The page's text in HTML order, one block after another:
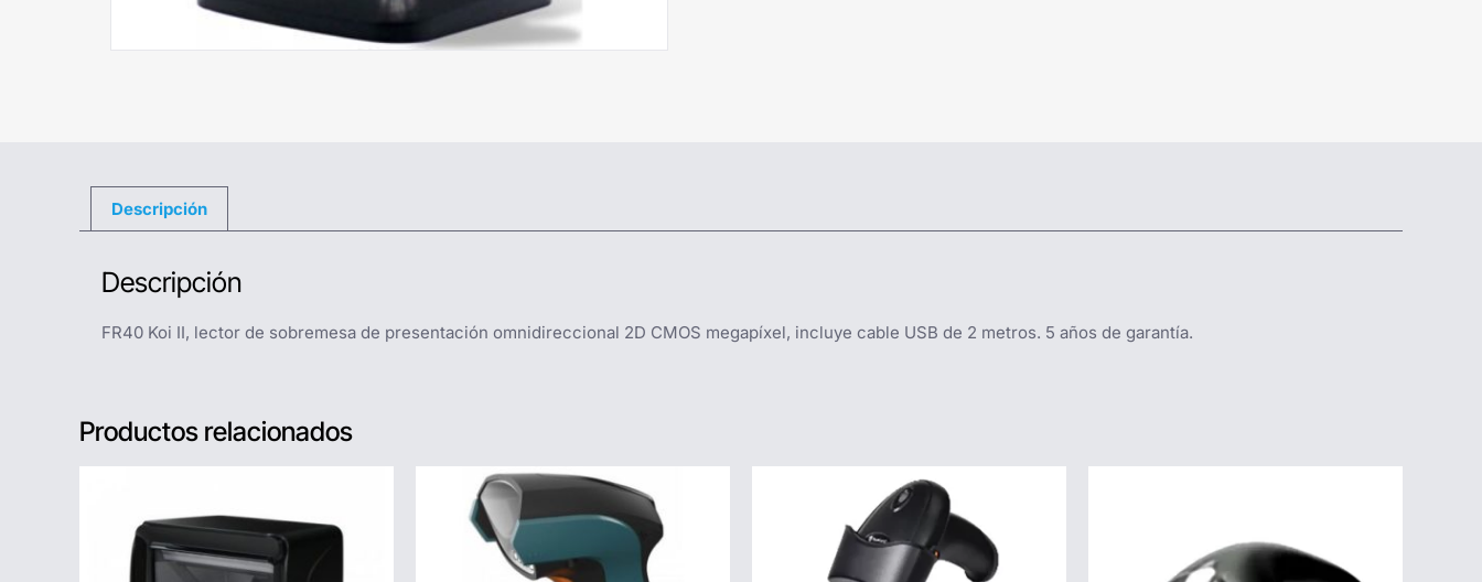
Descripción
Descripción
FR40 Koi II, lector de sobremesa de presentación omnidireccional 2D CMOS megapíxel, incluye cable USB de 2 metros. 5 años de garantía.
Productos relacionados